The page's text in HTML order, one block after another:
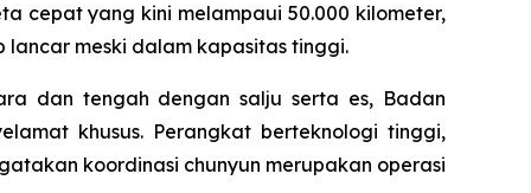
cepat yang kini melampaui 50.000 kilometer,
meski dalam kapasitas tinggi.
dan tengah dengan salju serta es, Badan
khusus. Perangkat berteknologi tinggi,
koordinasi chunyun merupakan operasi